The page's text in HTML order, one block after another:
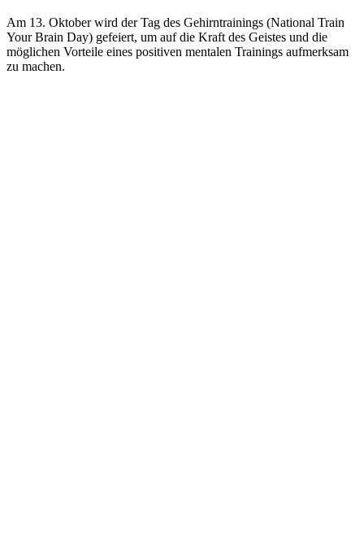
Am 13. Oktober wird der Tag des Gehirntrainings (National Train
Your Brain Day) gefeiert, um auf die Kraft des Geistes und die
möglichen Vorteile eines positiven mentalen Trainings aufmerksam
zu machen.